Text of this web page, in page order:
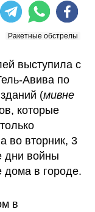
Ракетные обстрелы
выступила с
Авива по
(мивне
которые
во вторник, 3
дни войны
дома в городе.
в